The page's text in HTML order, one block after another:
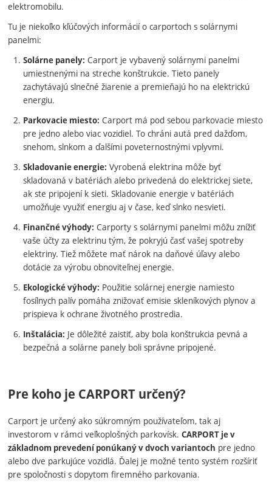
elektromobilu.
Tu je niekoľko kľúčových informácií o carportoch s solárnymi
panelmi:
Solárne panely: Carport je vybavený solárnymi panelmi
umiestnenými na streche konštrukcie. Tieto panely
zachytávajú slnečné žiarenie a premieňajú ho na elektrickú
energiu.
Parkovacie miesto: Carport má pod sebou parkovacie miesto
pre jedno alebo viac vozidiel. To chráni autá pred dažďom,
snehom, slnkom a ďalšími poveternostnými vplyvmi.
Skladovanie energie: Vyrobená elektrina môže byť
skladovaná v batériách alebo privedená do elektrickej siete,
ak ste pripojení k sieti. Skladovanie energie v batériách
umožňuje využiť energiu aj v čase, keď slnko nesvieti.
Finančné výhody: Carporty s solárnymi panelmi môžu znížiť
vaše účty za elektrinu tým, že pokryjú časť vašej spotreby
elektriny. Tiež môžete mať nárok na daňové úľavy alebo
dotácie za výrobu obnoviteľnej energie.
Ekologické výhody: Použitie solárnej energie namiesto
fosílnych palív pomáha znižovať emisie skleníkových plynov a
prispieva k ochrane životného prostredia.
Inštalácia: Je dôležité zaistiť, aby bola konštrukcia pevná a
bezpečná a solárne panely boli správne pripojené.
Pre koho je CARPORT určený?
Carport je určený ako súkromným používateľom, tak aj
investorom v rámci veľkoplošných parkovísk.CARPORT je v
základnom prevedení ponúkaný v dvoch variantoch pre jedno
alebo dve parkujúce vozidlá. Ďalej je možné tento systém rozšíriť
pre spoločnosti s dopytom firemného parkovania.